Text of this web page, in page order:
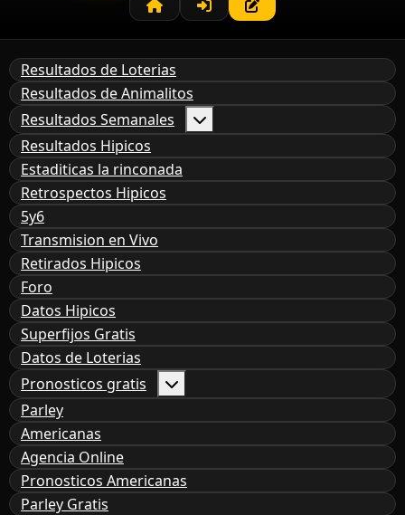
Resultados de Loterias
Resultados de Animalitos
Resultados Semanales
Resultados Hipicos
Estaditicas la rinconada
Retrospectos Hipicos
5y6
Transmision en Vivo
Retirados Hipicos
Foro
Datos Hipicos
Superfijos Gratis
Datos de Loterias
Pronosticos gratis
Parley
Americanas
Agencia Online
Pronosticos Americanas
Parley Gratis